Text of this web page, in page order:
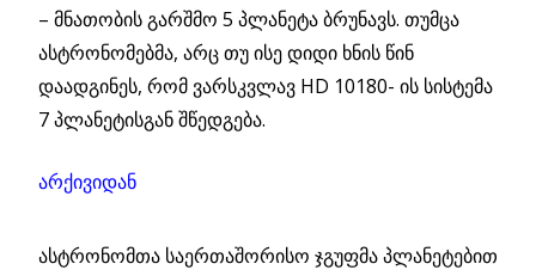
– მნათობის გარშმო 5 პლანეტა ბრუნავს. თუმცა
ასტრონომებმა, არც თუ ისე დიდი ხნის წინ
დაადგინეს, რომ ვარსკვლავ HD 10180- ის სისტემა
7 პლანეტისგან შწედგება.
არქივიდან
ასტრონომთა საერთაშორისო ჯგუფმა პლანეტებით